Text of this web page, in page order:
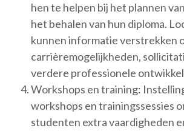
hen te helpen bij het plannen
het behalen van hun diploma.
kunnen informatie verstrekken
carrièremogelijkheden,
verdere professionele
Workshops en training:
workshops en trainingssessies
studenten extra vaardigheden